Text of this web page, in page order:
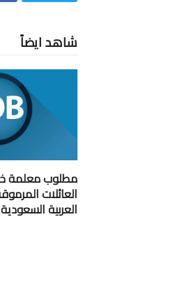
شاهد ايضاً
مطلوب معلمة
العائلات
العربية السعودية